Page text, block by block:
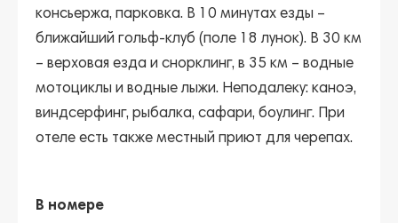
консьержа, парковка. В 10 минутах езды –
ближайший гольф-клуб (поле 18 лунок). В 30 км
– верховая езда и снорклинг, в 35 км – водные
мотоциклы и водные лыжи. Неподалеку: каноэ,
виндсерфинг, рыбалка, сафари, боулинг. При
отеле есть также местный приют для черепах.
В номере